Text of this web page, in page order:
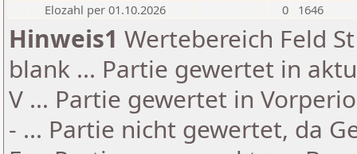
Elozahl per 01.10.2026
0 1646
Hinweis1 Wertebereich Feld
blank ... Partie gewertet in
V ... Partie gewertet in
- ... Partie nicht gewertet, da